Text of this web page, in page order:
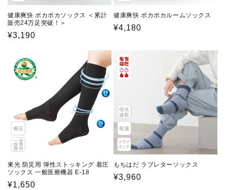
健康爽快 ポカポカソックス ＜累計
販売24万足突破！＞
通
格
¥3,190
健康爽快 ポカポカルームソックス
通
格
¥4,180
東光 防災用 弾性ストッキング 着圧
ソックス 一般医療機器 E-18
通
¥1,650
もちはだ ラブレターソックス
通
¥3,960